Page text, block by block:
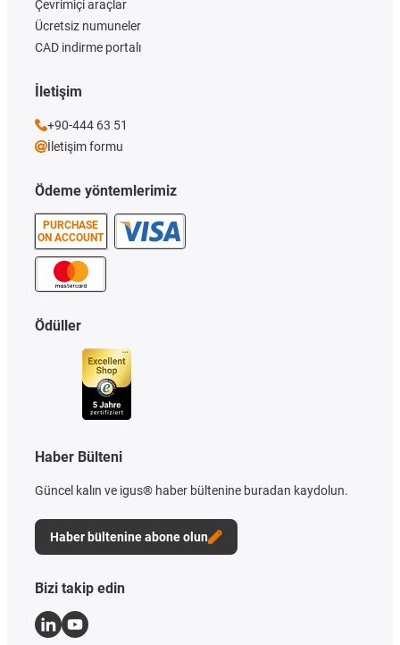
Ödeme yöntemlerimiz
PURCHASE
ON ACCOUNT
Çevrimiçi araçlar
Ücretsiz numuneler
CAD indirme portalı
Ödüller
Haber Bülteni
Güncel kalın ve igus® haber bültenine buradan kaydolun.
Haber bültenine abone olun
İletişim
+90-444 63 51
İletişim formu
Bizi takip edin